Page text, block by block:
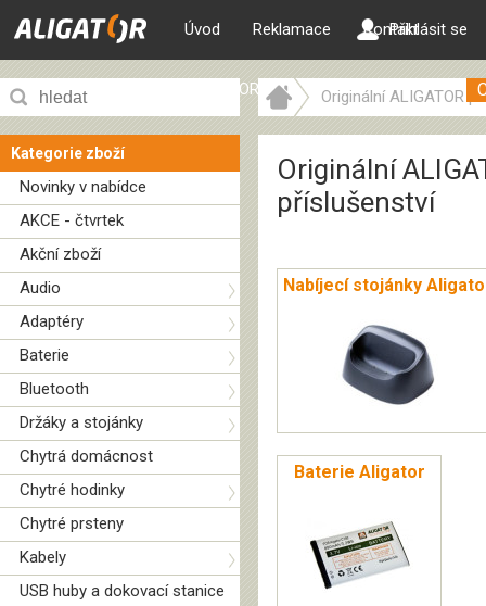
Úvod Reklamace Kontakt
ALIGATOR web
Přihlásit se
Kategorie zboží
Novinky v nabídce
AKCE - čtvrtek
Akční zboží
Audio
Adaptéry
Baterie
Bluetooth
Držáky a stojánky
Chytrá domácnost
Chytré hodinky
Chytré prsteny
Kabely
USB huby a dokovací stanice
Originální ALIGATOR
Originální
příslušenství
Nabíjecí stojánky
Baterie Aligator